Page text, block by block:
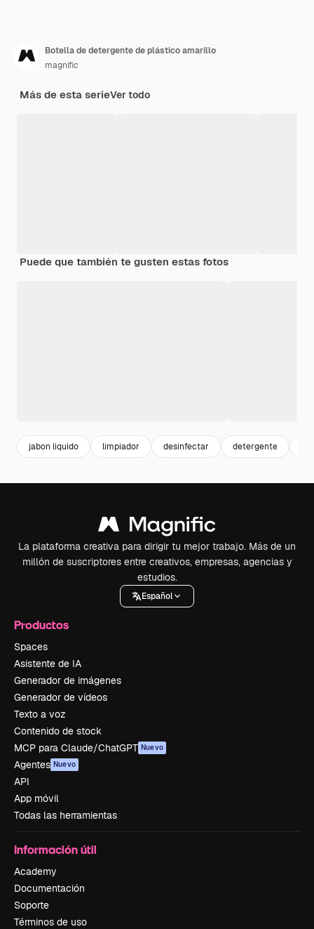
Botella de detergente de plástico amarillo
magnific
Más de esta serieVer todo
Puede que también te gusten estas fotos
jabon liquido limpiador desinfectar detergente
La plataforma creativa para dirigir tu mejor trabajo. Más de un
millón de suscriptores entre creativos, empresas, agencias y
estudios.
Español
Productos
Spaces
Asistente de IA
Generador de imágenes
Generador de vídeos
Texto a voz
Contenido de stock
MCP para Claude/ChatGPT Nuevo
Agentes Nuevo
API
App móvil
Todas las herramientas
Información útil
Academy
Documentación
Soporte
Términos de uso